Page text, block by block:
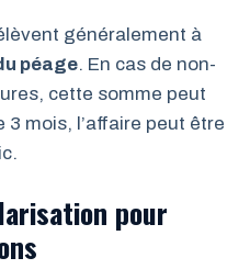
généralement à
péage. En cas de non-
cette somme peut
mois, l’affaire peut être
pour